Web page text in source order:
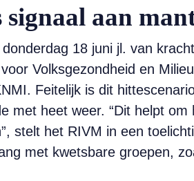
aan
18 juni jl. van
Volksgezondheid en
Feitelijk is dit
met heet weer. “Dit helpt
stelt het RIVM in een
met kwetsbare groepen,